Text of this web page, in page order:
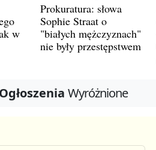
w
Prokuratura: słowa
Sophie Straat o
"białych mężczyznach"
nie były przestępstwem
Wyróżnione